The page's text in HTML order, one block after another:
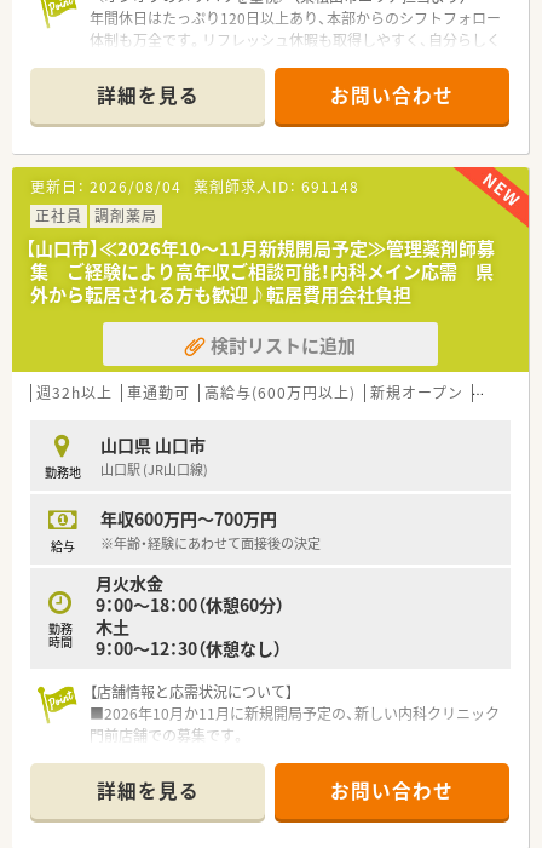
年間休日はたっぷり120日以上あり、本部からのシフトフォロー
体制も万全です。リフレッシュ休暇も取得しやすく、自分らしく
【店舗情報と応需状況について】
■東武東上線の東松山駅から車で8分ほどの立地にあり、近隣の
整形外科病院より処方箋をメインに受け付ける予定です。
■2026年12月の新規オープンを予定しており、最新の調剤設備
を導入した清潔感あふれる環境で気持ちよく勤務できます。
■特定の整形外科科目に特化することで、専門的な知識を深く学
びながら、地域に根差した服薬指導を行うことが可能です。
【法人特徴について】
■埼玉県を中心に20店舗以上の調剤チェーンを運営しており、
ドクターのコンサル業務など多角的な事業を展開しています。
■全職員が一つのチームとなって連携することを大切にしてお
り、店舗間の壁を越えて助け合う社風が根付いています。
■現在は本部機能の強化や教育体制の刷新など、会社全体でより
【勤務実態について】
■年間休日は120日以上確保されており、夏季休暇や年末年始休
■1日の処方箋枚数は薬剤師1名あたり30枚から40枚を目安に配
置しており、一人ひとりに過度な負担がかからない設計です。
有給休暇の取得や急なお休みにも柔軟に対応が可能です。
【職場環境と雰囲気】
■新しくオープンする店舗のため、人間関係をゼロから築くこと
■30代の採用担当をはじめ、現場目線を持つリーダー層が改革
を主導しており、風通しの良い組織作りを目指しています。
■エリアごとにエリア長が配置されており、店舗単独で悩みを抱
え込むことなく、迅速に相談や連携ができる体制です。
詳細を見る お問い合わせ
更新日： 2026/08/04 薬剤師求人ID： 691148
正社員
調剤薬局
【山口市】≪2026年10～11月新規開局予定≫管理薬剤師募
集 ご経験により高年収ご相談可能！内科メイン応需 県
外から転居される方も歓迎♪転居費用会社負担
検討リストに追加
週32h以上 車通勤可 高給与(600万円以上) 新規オープン 管理薬
勤務地
山口県 山口市
山口駅 (JR山口線)
給与
年収600万円～700万円
※年齢・経験にあわせて面接後の決定
勤務
時間
月火水金
9：00～18：00（休憩60分）
木土
9：00～12：30（休憩なし）
【店舗情報と応需状況について】
■2026年10月か11月に新規開局予定の、新しい内科クリニック
門前店舗での募集です。
利な立地を予定しています。
■オープニングスタッフとして、地域の患者様の健康を第一に考
えた薬局づくりをお願いします。
詳細を見る お問い合わせ